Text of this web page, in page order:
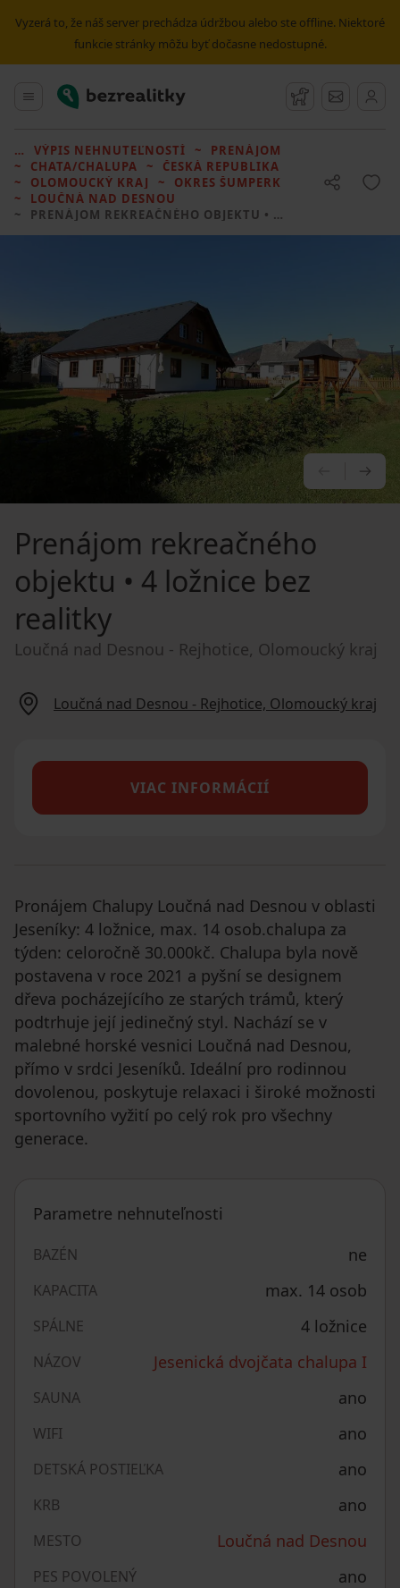
Vyzerá to, že náš server prechádza údržbou alebo ste offline. Niektoré
funkcie stránky môžu byť dočasne nedostupné.
Hlavné menu
Bezrealitky Strážny pes
Správy
VÝPIS NEHNUTEĽNOSTÍ
PRENÁJOM
CHATA/CHALUPA
ČESKÁ REPUBLIKA
OLOMOUCKÝ KRAJ
OKRES ŠUMPERK
LOUČNÁ NAD DESNOU
PRENÁJOM REKREAČNÉHO OBJEKTU • 4 LOŽNICE BEZ REALITKY
Prenájom rekreačného
objektu • 4 ložnice bez
realitky
Loučná nad Desnou - Rejhotice, Olomoucký kraj
Loučná nad Desnou - Rejhotice, Olomoucký kraj
VIAC INFORMÁCIÍ
Pronájem Chalupy Loučná nad Desnou v oblasti
Jeseníky: 4 ložnice, max. 14 osob.chalupa za
týden: celoročně 30.000kč. Chalupa byla nově
postavena v roce 2021 a pyšní se designem
dřeva pocházejícího ze starých trámů, který
podtrhuje její jedinečný styl. Nachází se v
malebné horské vesnici Loučná nad Desnou,
přímo v srdci Jeseníků. Ideální pro rodinnou
dovolenou, poskytuje relaxaci i široké možnosti
sportovního vyžití po celý rok pro všechny
generace.
Parametre nehnuteľnosti
BAZÉN ne
KAPACITA max. 14 osob
SPÁLNE 4 ložnice
NÁZOV Jesenická dvojčata chalupa I
SAUNA ano
WIFI ano
DETSKÁ POSTIEĽKA ano
KRB ano
MESTO Loučná nad Desnou
PES POVOLENÝ ano